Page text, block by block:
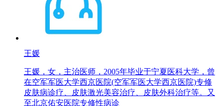
王媛
王媛，女，主治医师，2005年毕业于宁夏医科大学，曾
在空军军医大学西京医院(空军军医大学西京医院)专修
皮肤病诊疗、皮肤激光美容治疗、皮肤外科治疗等。又
至北京佑安医院专修性病诊